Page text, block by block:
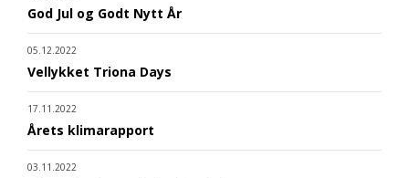
God Jul og Godt Nytt År
05.12.2022
Vellykket Triona Days
17.11.2022
Årets klimarapport
03.11.2022